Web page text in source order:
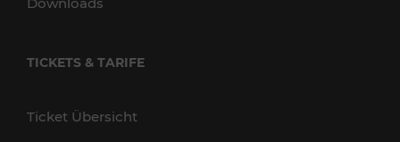
TICKETS & TARIFE
Ticket Übersicht